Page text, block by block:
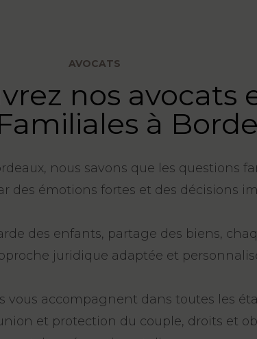
AVOCATS
nos avocats
à
nous savons que les questions
des émotions fortes et des décisions
des enfants, partage des biens,
juridique adaptée et
vous accompagnent dans toutes les
et protection du couple, droits et